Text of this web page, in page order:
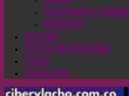
Pasatiempos y Hobbies
Wallpapers
Servicios
POLÍTICA DE PRIVACIDAD
Tienda
Contáctame